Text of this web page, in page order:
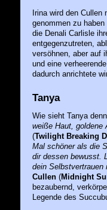
Irina wird den Cullen
genommen zu
die Denali Carlisle
entgegenzutreten,
versöhnen, aber auf
und eine
dadurch anrichtete
Tanya
Wie sieht Tanya
weiße Haut, goldene
(Twilight Breaking
Mal schöner als die
dir dessen bewusst.
dein Selbstvertrauen
Cullen(Midnight
bezaubernd,
Legende des